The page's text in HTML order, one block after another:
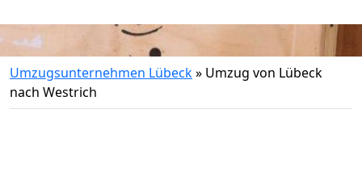
Umzugsunternehmen Lübeck» Umzug von Lübeck
nach Westrich